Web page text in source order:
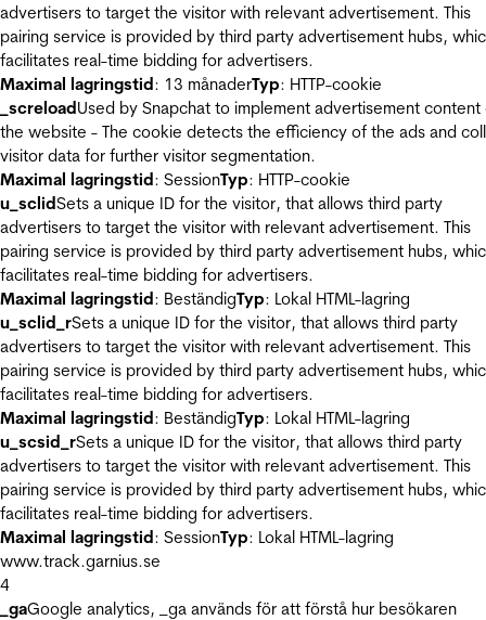
advertisers to target the visitor with relevant advertisement. This
pairing service is provided by third party advertisement hubs,
facilitates real-time bidding for advertisers.
Maximal lagringstid: 13 månaderTyp: HTTP-cookie
_screloadUsed by Snapchat to implement advertisement content
the website - The cookie detects the efficiency of the ads and
visitor data for further visitor segmentation.
Maximal lagringstid: SessionTyp: HTTP-cookie
u_sclidSets a unique ID for the visitor, that allows third party
advertisers to target the visitor with relevant advertisement. This
pairing service is provided by third party advertisement hubs,
facilitates real-time bidding for advertisers.
Maximal lagringstid: BeständigTyp: Lokal HTML-lagring
u_sclid_rSets a unique ID for the visitor, that allows third party
advertisers to target the visitor with relevant advertisement. This
pairing service is provided by third party advertisement hubs,
facilitates real-time bidding for advertisers.
Maximal lagringstid: BeständigTyp: Lokal HTML-lagring
u_scsid_rSets a unique ID for the visitor, that allows third party
advertisers to target the visitor with relevant advertisement. This
pairing service is provided by third party advertisement hubs,
facilitates real-time bidding for advertisers.
Maximal lagringstid: SessionTyp: Lokal HTML-lagring
www.track.garnius.se
4
_gaGoogle analytics, _ga används för att förstå hur besökaren